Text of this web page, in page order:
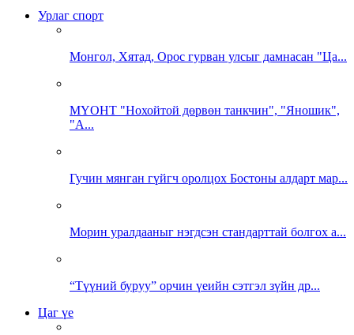
Урлаг спорт
Монгол, Хятад, Орос гурван улсыг дамнасан "Ца...
МҮОНТ "Нохойтой дөрвөн танкчин", "Яношик",
"А...
Гучин мянган гүйгч оролцох Бостоны алдарт мар...
Морин уралдааныг нэгдсэн стандарттай болгох а...
“Түүний буруу” орчин үеийн сэтгэл зүйн др...
Цаг үе